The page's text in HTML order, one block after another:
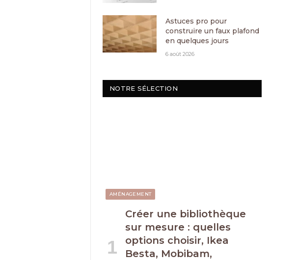
Astuces pro pour
construire un faux plafond
en quelques jours
6 août 2026
NOTRE SÉLECTION
AMÉNAGEMENT
Créer une bibliothèque
sur mesure : quelles
options choisir, Ikea
Besta, Mobibam,